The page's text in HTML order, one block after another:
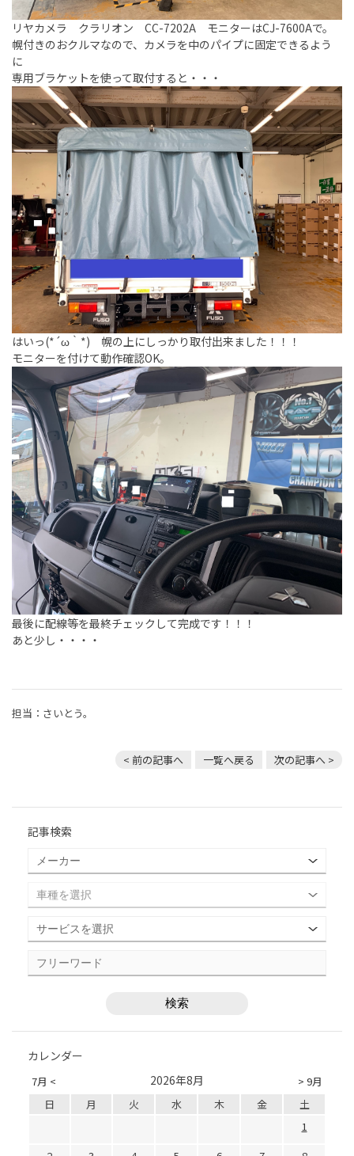
リヤカメラ クラリオン CC-7202A モニターはCJ-7600Aで。
幌付きのおクルマなので、カメラを中のパイプに固定できるよう
に
専用ブラケットを使って取付すると・・・
はいっ(*´ω｀*) 幌の上にしっかり取付出来ました！！！
モニターを付けて動作確認OK。
最後に配線等を最終チェックして完成です！！！
あと少し・・・・
担当：さいとう。
< 前の記事へ 一覧へ戻る 次の記事へ >
記事検索
カレンダー
7月 < > 9月
2026年8月
日 月 火 水 木 金
土
1